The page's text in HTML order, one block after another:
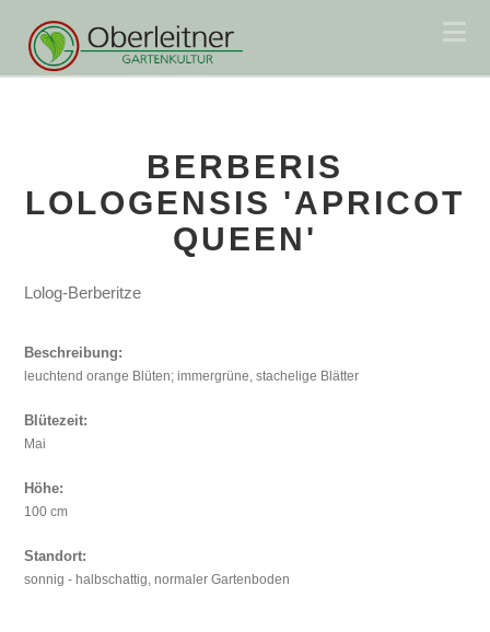
BERBERIS
LOLOGENSIS 'APRICOT
QUEEN'
Lolog-Berberitze
Beschreibung:
leuchtend orange Blüten; immergrüne, stachelige Blätter
Blütezeit:
Mai
Höhe:
100 cm
Standort:
sonnig - halbschattig, normaler Gartenboden